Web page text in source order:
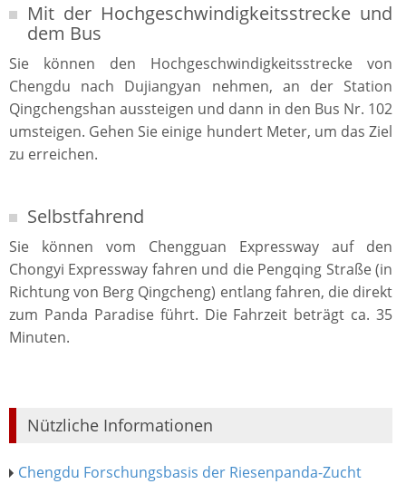
Mit der Hochgeschwindigkeitsstrecke und
dem Bus
Sie können den Hochgeschwindigkeitsstrecke von
Chengdu nach Dujiangyan nehmen, an der Station
Qingchengshan aussteigen und dann in den Bus Nr. 102
umsteigen. Gehen Sie einige hundert Meter, um das Ziel
zu erreichen.
Selbstfahrend
Sie können vom Chengguan Expressway auf den
Chongyi Expressway fahren und die Pengqing Straße (in
Richtung von Berg Qingcheng) entlang fahren, die direkt
zum Panda Paradise führt. Die Fahrzeit beträgt ca. 35
Minuten.
Nützliche Informationen
Chengdu Forschungsbasis der Riesenpanda-Zucht